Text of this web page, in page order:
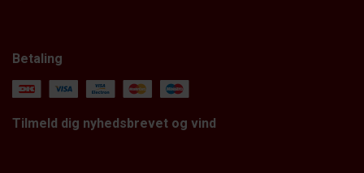
Betaling
Tilmeld dig nyhedsbrevet og vind